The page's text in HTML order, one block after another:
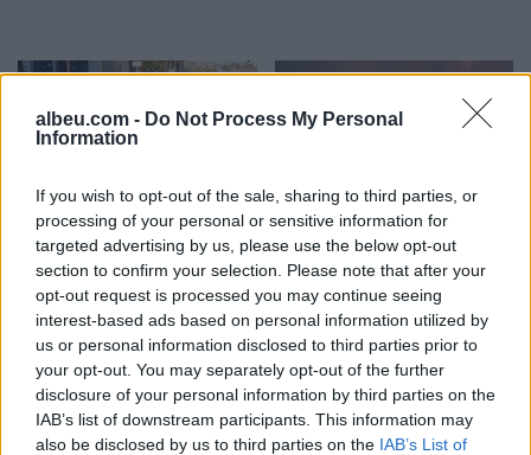
albeu.com - Do Not Process My Personal
Information
If you wish to opt-out of the sale, sharing to third parties, or
processing of your personal or sensitive information for
targeted advertising by us, please use the below opt-out
section to confirm your selection. Please note that after your
opt-out request is processed you may continue seeing
interest-based ads based on personal information utilized by
us or personal information disclosed to third parties prior to
your opt-out. You may separately opt-out of the further
disclosure of your personal information by third parties on the
IAB’s list of downstream participants. This information may
also be disclosed by us to third parties on the IAB’s List of
Pas dy vitesh në kërkim
për dosjen e inceneratorit
të Tiranës, arrestohet
Renardo Nallbani në
Palasë
Arrestohet 73-vjeçari në
Krujë, ndezi zjarr për të
djegur barin dhe flakët u
përhapën drejt malit